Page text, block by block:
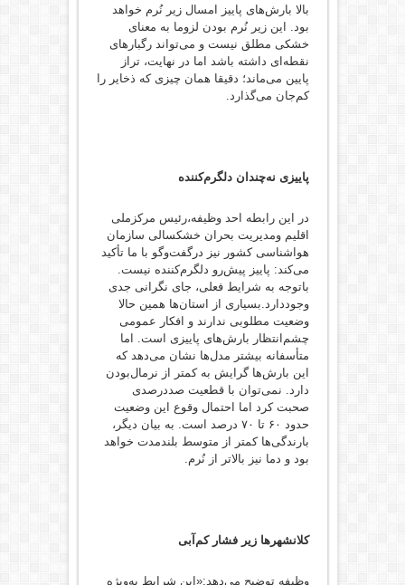
بالا بارش‌های پاییز امسال زیر نُرم خواهد
بود. این زیر نُرم بودن لزوما به معنای
خشکی مطلق نیست و می‌تواند رگبارهای
نقطه‌ای داشته باشد اما در نهایت، تراز
پایین می‌ماند؛ دقیقا همان چیزی که ذخایر را
کم‌جان می‌گذارد.
پاییزی نه‌چندان دلگرم‌کننده
در این رابطه احد وظیفه،رئیس مرکزملی
اقلیم ومدیریت بحران خشکسالی سازمان
هواشناسی کشور نیز درگفت‌وگو با ما تأکید
می‌کند: پاییز پیش‌رو دلگرم‌کننده نیست.
باتوجه به شرایط فعلی، جای نگرانی جدی
وجوددارد.بسیاری از استان‌ها همین حالا
وضعیت مطلوبی ندارند و افکار عمومی
چشم‌انتظار بارش‌های پاییزی است. اما
متأسفانه بیشتر مدل‌ها نشان می‌دهد که
این بارش‌ها گرایش به کمتر از نرمال‌بودن
دارد. نمی‌توان با قطعیت صددرصدی
صحبت کرد اما احتمال وقوع این وضعیت
حدود ۶۰ تا ۷۰ درصد است. به بیان دیگر،
بارندگی‌ها کمتر از متوسط بلندمدت خواهد
بود و دما نیز بالاتر از نُرم.
کلانشهرها زیر فشار کم‌آبی
وظیفه توضیح می‌دهد:«‌این شرایط به‌ویژه